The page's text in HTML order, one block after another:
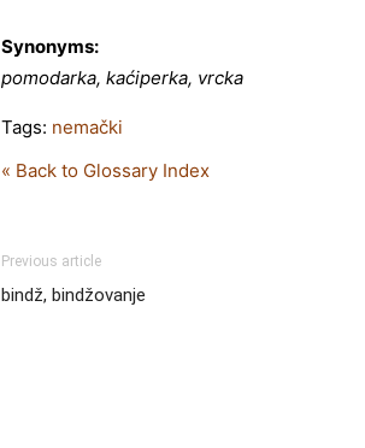
Synonyms:
pomodarka, kaćiperka, vrcka
Tags: nemački
« Back to Glossary Index
Previous article
bindž, bindžovanje